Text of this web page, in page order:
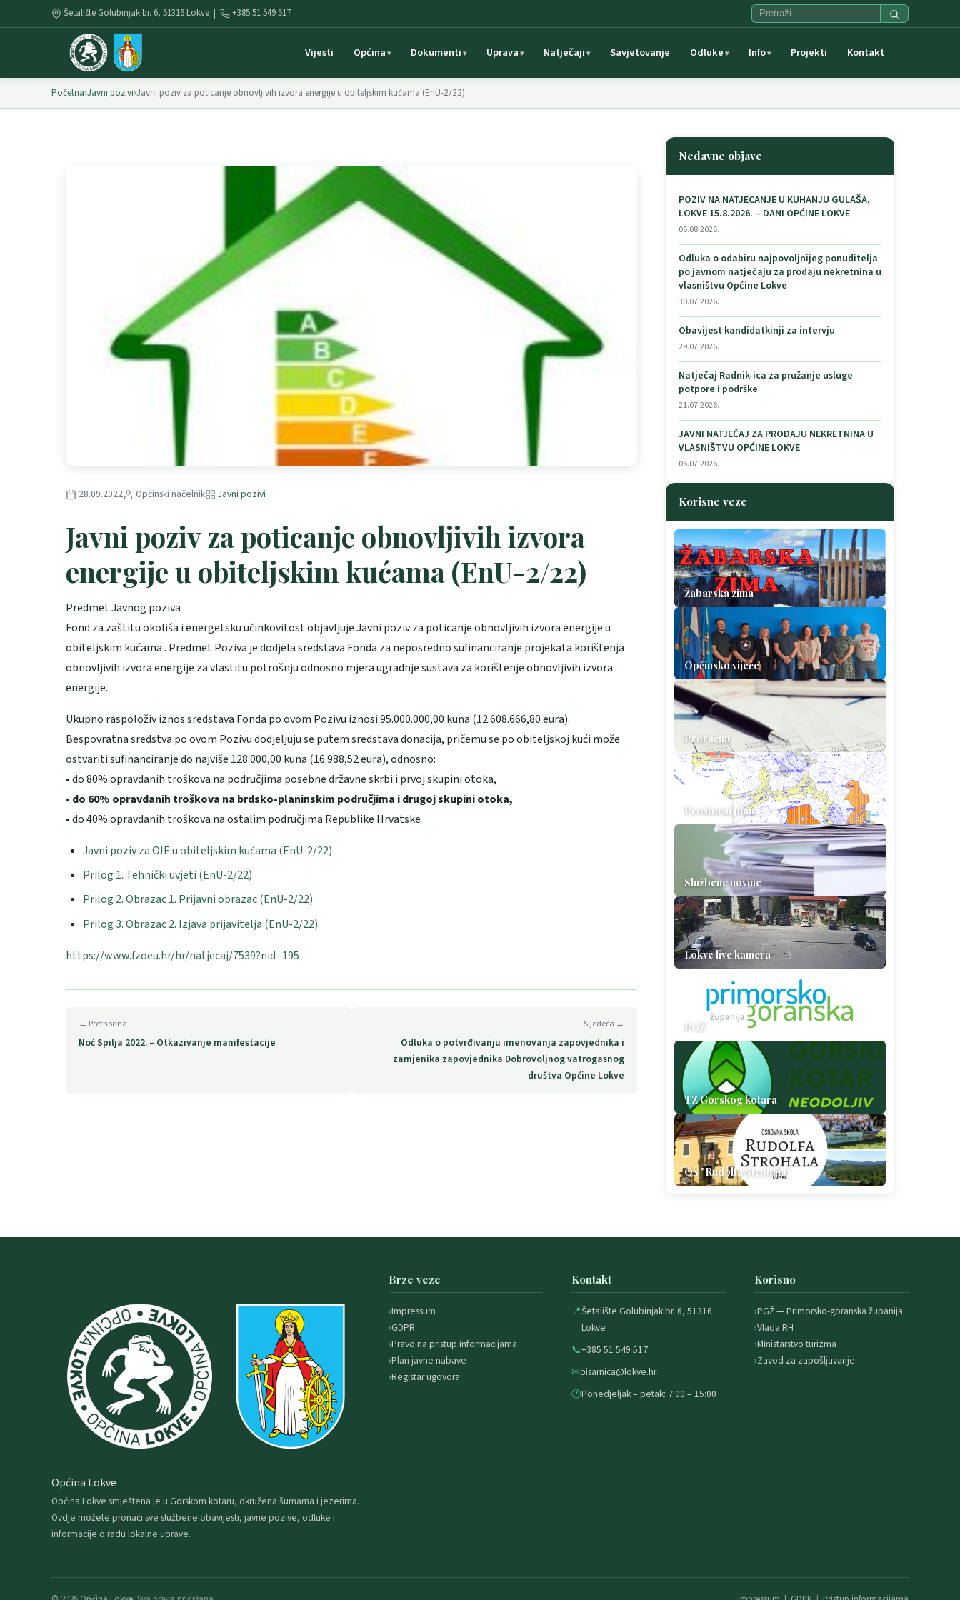
Šetalište Golubinjak br. 6, 51316 Lokve | +385 51 549 517
Vijesti Općina Dokumenti Uprava Natječaji Savjetovanje Odluke Info Projekti Kontakt
Početna›Javni pozivi›Javni poziv za poticanje obnovljivih izvora energije u obiteljskim kućama (EnU-2/22)
28.09.2022 Općinski načelnik Javni pozivi
Javni poziv za poticanje obnovljivih izvora
energije u obiteljskim kućama (EnU-2/22)
Predmet Javnog poziva
Fond za zaštitu okoliša i energetsku učinkovitost objavljuje Javni poziv za poticanje obnovljivih izvora energije u
obiteljskim kućama . Predmet Poziva je dodjela sredstava Fonda za neposredno sufinanciranje projekata korištenja
obnovljivih izvora energije za vlastitu potrošnju odnosno mjera ugradnje sustava za korištenje obnovljivih izvora
energije.
Ukupno raspoloživ iznos sredstava Fonda po ovom Pozivu iznosi 95.000.000,00 kuna (12.608.666,80 eura).
Bespovratna sredstva po ovom Pozivu dodjeljuju se putem sredstava donacija, pričemu se po obiteljskoj kući može
ostvariti sufinanciranje do najviše 128.000,00 kuna (16.988,52 eura), odnosno:
• do 80% opravdanih troškova na područjima posebne državne skrbi i prvoj skupini otoka,
• do 60% opravdanih troškova na brdsko-planinskim područjima i drugoj skupini otoka,
• do 40% opravdanih troškova na ostalim područjima Republike Hrvatske
Javni poziv za OIE u obiteljskim kućama (EnU-2/22)
Prilog 1. Tehnički uvjeti (EnU-2/22)
Prilog 2. Obrazac 1. Prijavni obrazac (EnU-2/22)
Prilog 3. Obrazac 2. Izjava prijavitelja (EnU-2/22)
https://www.fzoeu.hr/hr/natjecaj/7539?nid=195
← Prethodna
Noć Spilja 2022. – Otkazivanje manifestacije
Sljedeća →
Odluka o potvrđivanju imenovanja zapovjednika i
zamjenika zapovjednika Dobrovoljnog vatrogasnog
društva Općine Lokve
Nedavne objave
POZIV NA NATJECANJE U KUHANJU GULAŠA,
LOKVE 15.8.2026. – DANI OPĆINE LOKVE
06.08.2026.
Odluka o odabiru najpovoljnijeg ponuditelja
po javnom natječaju za prodaju nekretnina u
vlasništvu Općine Lokve
30.07.2026.
Obavijest kandidatkinji za intervju
29.07.2026.
Natječaj Radnik-ica za pružanje usluge
potpore i podrške
21.07.2026.
JAVNI NATJEČAJ ZA PRODAJU NEKRETNINA U
VLASNIŠTVU OPĆINE LOKVE
06.07.2026.
Korisne veze
Žabarska zima
Općinsko vijeće
Proračun
Prostorni plan
Službene novine
Lokve live kamera
PGŽ
TZ Gorskog kotara
OŠ "Rudolfa Strohala"
Općina Lokve
Općina Lokve smještena je u Gorskom kotaru, okružena šumama i jezerima.
Ovdje možete pronaći sve službene obavijesti, javne pozive, odluke i
informacije o radu lokalne uprave.
Brze veze
Impressum
GDPR
Pravo na pristup informacijama
Plan javne nabave
Registar ugovora
Kontakt
📍Šetalište Golubinjak br. 6, 51316
Lokve
📞+385 51 549 517
✉pisarnica@lokve.hr
🕐Ponedjeljak – petak: 7:00 – 15:00
Korisno
PGŽ — Primorsko-goranska županija
Vlada RH
Ministarstvo turizma
Zavod za zapošljavanje